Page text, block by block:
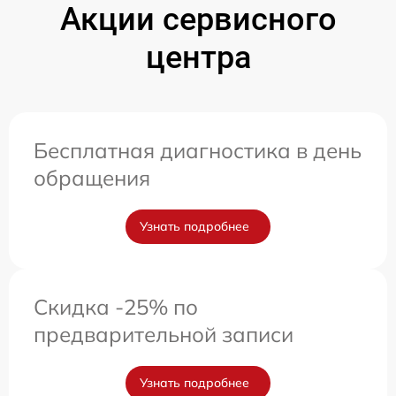
Акции сервисного
центра
Бесплатная диагностика в день
обращения
Узнать подробнее
Скидка -25% по
предварительной записи
Узнать подробнее